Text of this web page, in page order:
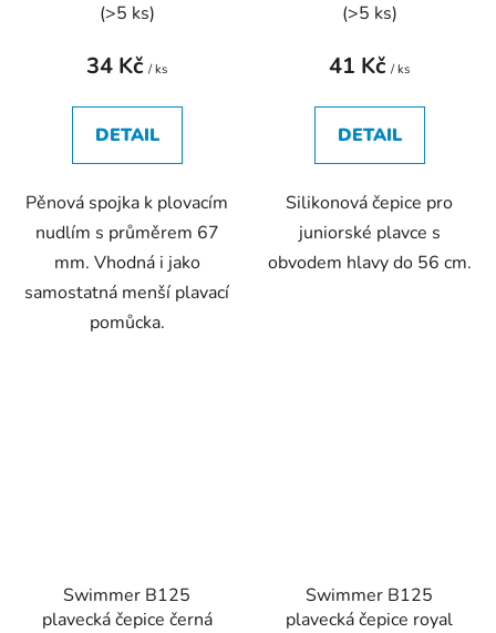
(>5 ks)
34 Kč / ks
DETAIL
Pěnová spojka k plovacím
nudlím s průměrem 67
mm. Vhodná i jako
samostatná menší plavací
pomůcka.
(>5 ks)
41 Kč / ks
DETAIL
Silikonová čepice pro
juniorské plavce s
obvodem hlavy do 56 cm.
Swimmer B125
plavecká čepice černá
Swimmer B125
plavecká čepice royal